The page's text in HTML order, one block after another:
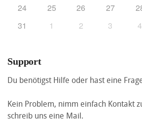
24
25 26 27
31
1 2 3 4
Support
Du benötigst Hilfe oder hast eine
Kein Problem, nimm einfach Kontakt
schreib uns eine Mail.